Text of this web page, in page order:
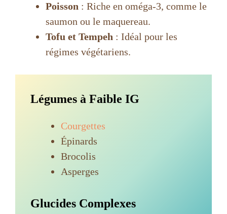
Poisson : Riche en oméga-3, comme le
saumon ou le maquereau.
Tofu et Tempeh : Idéal pour les
régimes végétariens.
Légumes à Faible IG
Courgettes
Épinards
Brocolis
Asperges
Glucides Complexes